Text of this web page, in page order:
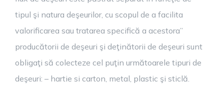
tipul şi natura deşeurilor, cu scopul de a facilita
valorificarea sau tratarea specifică a acestora”
producătorii de deşeuri şi deţinătorii de deşeuri sunt
obligaţi să colecteze cel puţin următoarele tipuri de
deşeuri: – hartie si carton, metal, plastic şi sticlă.